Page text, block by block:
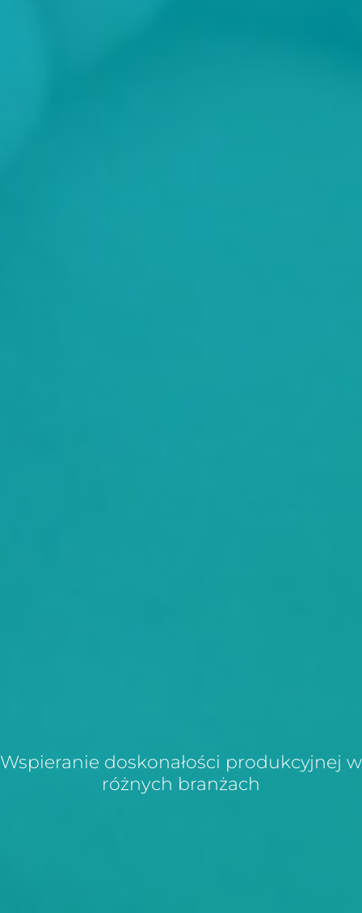
Wspieranie doskonałości produkcyjnej w
różnych branżach